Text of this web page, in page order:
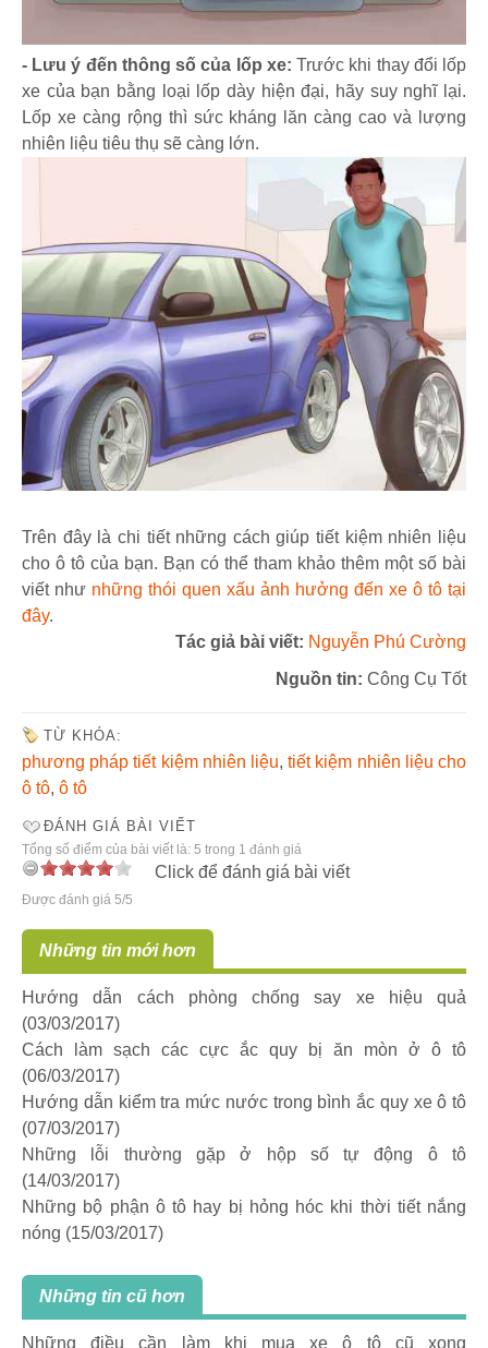
- Lưu ý đến thông số của lốp xe: Trước khi thay đổi lốp
xe của bạn bằng loại lốp dày hiện đại, hãy suy nghĩ lại.
Lốp xe càng rộng thì sức kháng lăn càng cao và lượng
nhiên liệu tiêu thụ sẽ càng lớn.
Trên đây là chi tiết những cách giúp tiết kiệm nhiên liệu
cho ô tô của bạn. Bạn có thể tham khảo thêm một số bài
viết như những thói quen xấu ảnh hưởng đến xe ô tô tại
đây.
Tác giả bài viết: Nguyễn Phú Cường
Nguồn tin: Công Cụ Tốt
TỪ KHÓA:
phương pháp tiết kiệm nhiên liệu,tiết kiệm nhiên liệu cho
ô tô, ô tô
ĐÁNH GIÁ BÀI VIẾT
Tổng số điểm của bài viết là: 5 trong 1 đánh giá
Click để đánh giá bài viết
Được đánh giá 5/5
Những tin mới hơn
Hướng dẫn cách phòng chống say xe hiệu quả
(03/03/2017)
Cách làm sạch các cực ắc quy bị ăn mòn ở ô tô
(06/03/2017)
Hướng dẫn kiểm tra mức nước trong bình ắc quy xe ô tô
(07/03/2017)
Những lỗi thường gặp ở hộp số tự động ô tô
(14/03/2017)
Những bộ phận ô tô hay bị hỏng hóc khi thời tiết nắng
nóng (15/03/2017)
Những tin cũ hơn
Những điều cần làm khi mua xe ô tô cũ xong